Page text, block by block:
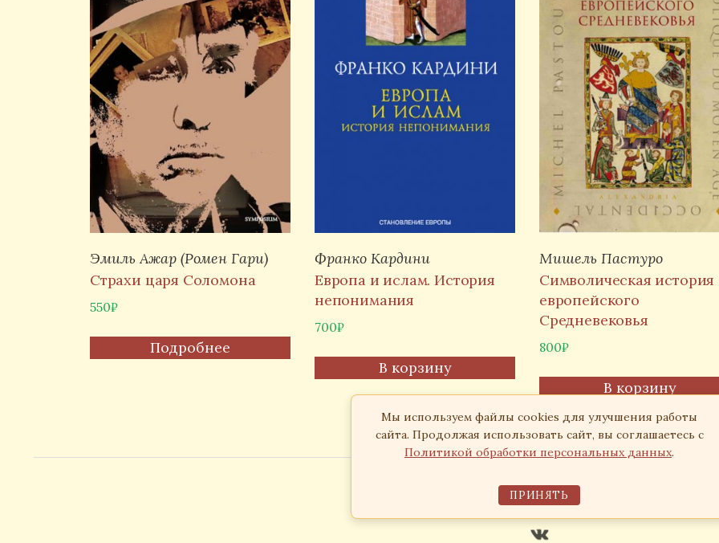
Эмиль Ажар (Ромен Гари)
Страхи царя Соломона
550₽
Подробнее
Франко Кардини
Европа и ислам. История
непонимания
700₽
В корзину
Мишель Пастуро
Символическая история
европейского
Средневековья
800₽
В корзину
Издательство «Симпозиум», 2026
Согласие на обработку персональных данных
Мы используем файлы cookies для улучшения работы
сайта. Продолжая использовать сайт, вы соглашаетесь с
Политикой обработки персональных данных.
ПРИНЯТЬ